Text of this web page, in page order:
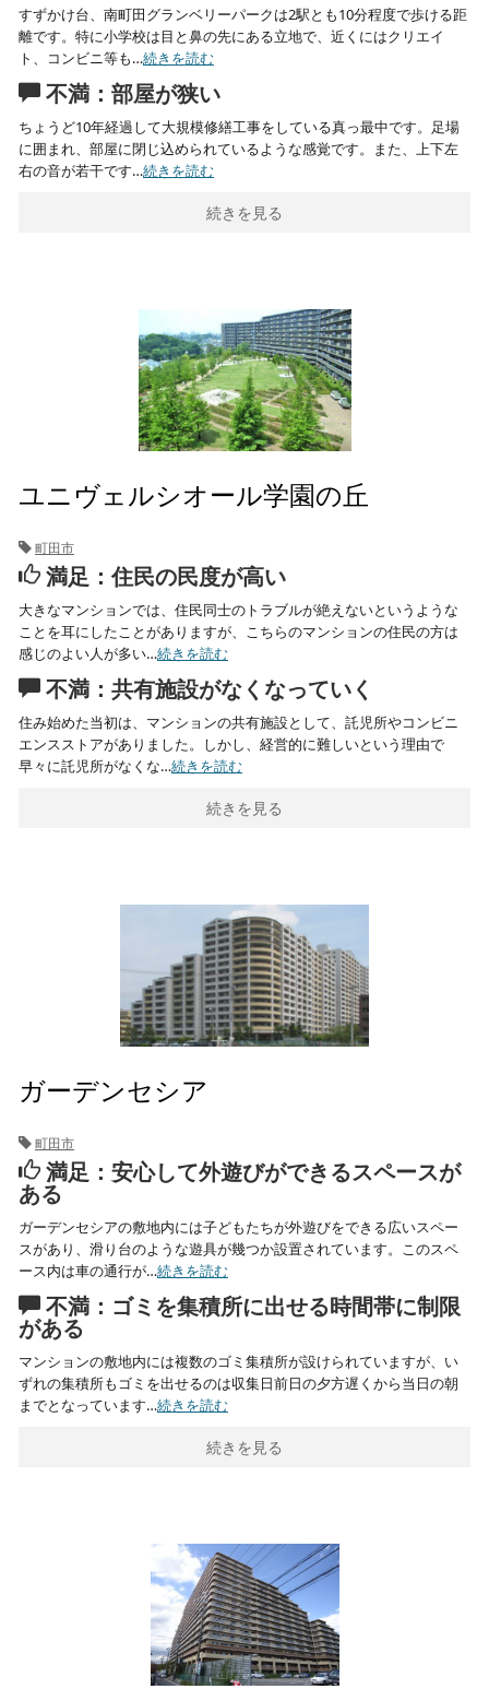
すずかけ台、南町田グランベリーパークは2駅とも10分程度で歩ける距
離です。特に小学校は目と鼻の先にある立地で、近くにはクリエイ
ト、コンビニ等も…続きを読む
不満：部屋が狭い
ちょうど10年経過して大規模修繕工事をしている真っ最中です。足場
に囲まれ、部屋に閉じ込められているような感覚です。また、上下左
右の音が若干です…続きを読む
続きを見る
ユニヴェルシオール学園の丘
町田市
満足：住民の民度が高い
大きなマンションでは、住民同士のトラブルが絶えないというような
ことを耳にしたことがありますが、こちらのマンションの住民の方は
感じのよい人が多い…続きを読む
不満：共有施設がなくなっていく
住み始めた当初は、マンションの共有施設として、託児所やコンビニ
エンスストアがありました。しかし、経営的に難しいという理由で
早々に託児所がなくな…続きを読む
続きを見る
ガーデンセシア
町田市
満足：安心して外遊びができるスペースが
ある
ガーデンセシアの敷地内には子どもたちが外遊びをできる広いスペー
スがあり、滑り台のような遊具が幾つか設置されています。このスペ
ース内は車の通行が…続きを読む
不満：ゴミを集積所に出せる時間帯に制限
がある
マンションの敷地内には複数のゴミ集積所が設けられていますが、い
ずれの集積所もゴミを出せるのは収集日前日の夕方遅くから当日の朝
までとなっています…続きを読む
続きを見る